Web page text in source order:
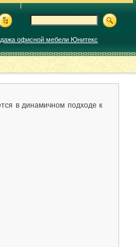
офисной мебели Юнитекс
в динамичном подходе к